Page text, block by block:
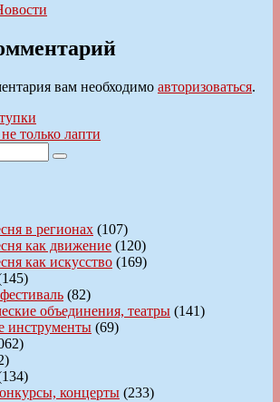
вам необходимо авторизоваться.
только лапти
Поиск
в регионах (107)
как движение (120)
как искусство (169)
(82)
объединения, театры (141)
инструменты (69)
концерты (233)